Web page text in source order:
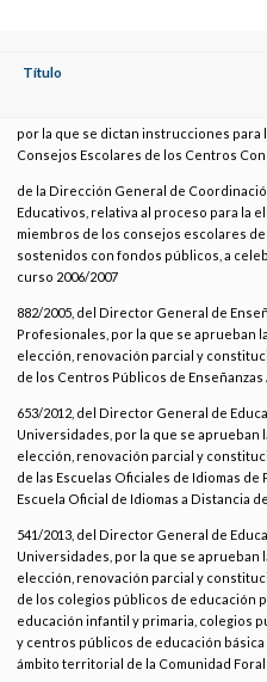
Título
por la que se dictan instrucciones para
Consejos Escolares de los Centros
de la Dirección General de
Educativos, relativa al proceso para la
miembros de los consejos escolares
sostenidos con fondos públicos, a
curso 2006/2007
882/2005, del Director General de
Profesionales, por la que se aprueban
elección, renovación parcial y
de los Centros Públicos de
653/2012, del Director General de
Universidades, por la que se aprueban
elección, renovación parcial y
de las Escuelas Oficiales de Idiomas de
Escuela Oficial de Idiomas a Distancia
541/2013, del Director General de
Universidades, por la que se aprueban
elección, renovación parcial y
de los colegios públicos de educación
educación infantil y primaria, colegios
y centros públicos de educación
ámbito territorial de la Comunidad Foral